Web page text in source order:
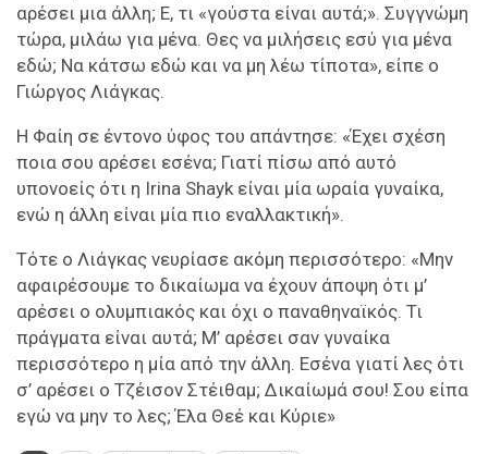
αρέσει μια άλλη; Ε, τι «γούστα είναι αυτά;». Συγγνώμη
τώρα, μιλάω για μένα. Θες να μιλήσεις εσύ για μένα
εδώ; Να κάτσω εδώ και να μη λέω τίποτα», είπε ο
Γιώργος Λιάγκας.
Η Φαίη σε έντονο ύφος του απάντησε: «Έχει σχέση
ποια σου αρέσει εσένα; Γιατί πίσω από αυτό
υπονοείς ότι η Irina Shayk είναι μία ωραία γυναίκα,
ενώ η άλλη είναι μία πιο εναλλακτική».
Τότε ο Λιάγκας νευρίασε ακόμη περισσότερο: «Μην
αφαιρέσουμε το δικαίωμα να έχουν άποψη ότι μ’
αρέσει ο ολυμπιακός και όχι ο παναθηναϊκός. Τι
πράγματα είναι αυτά; Μ’ αρέσει σαν γυναίκα
περισσότερο η μία από την άλλη. Εσένα γιατί λες ότι
σ’ αρέσει ο Τζέισον Στέιθαμ; Δικαίωμά σου! Σου είπα
εγώ να μην το λες; Έλα Θεέ και Κύριε»